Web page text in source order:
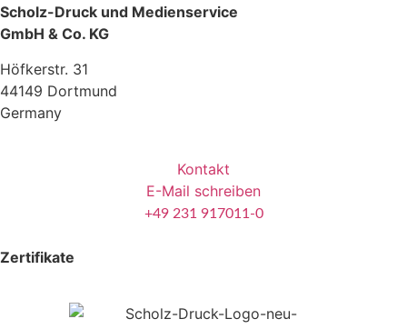
Scholz-Druck und Medienservice
GmbH & Co. KG
Höfkerstr. 31
44149 Dortmund
Germany
Kontakt
E-Mail schreiben
+49 231 917011-0
Zertifikate